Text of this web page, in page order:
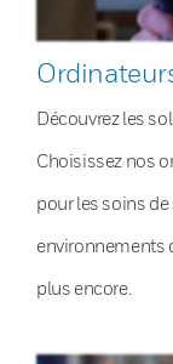
Découvrez les
Choisissez nos
pour les soins
environnements
plus encore.